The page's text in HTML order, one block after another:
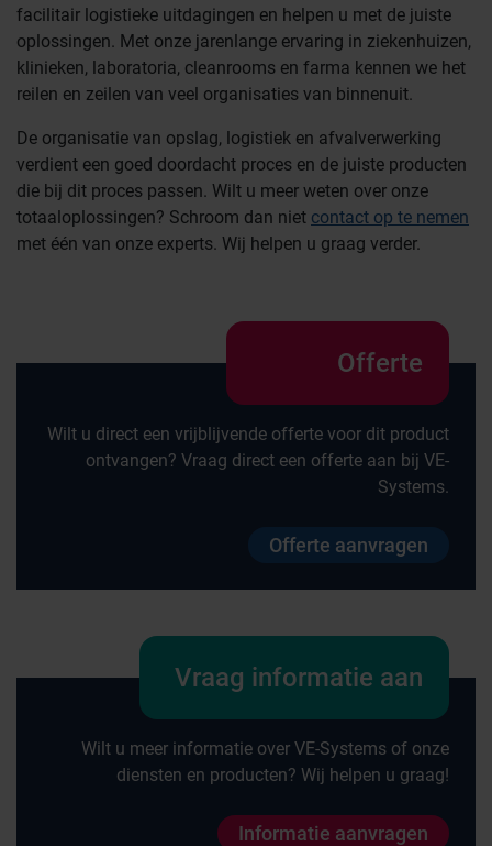
facilitair logistieke uitdagingen en helpen u met de juiste
oplossingen. Met onze jarenlange ervaring in ziekenhuizen,
klinieken, laboratoria, cleanrooms en farma kennen we het
reilen en zeilen van veel organisaties van binnenuit.
De organisatie van opslag, logistiek en afvalverwerking
verdient een goed doordacht proces en de juiste producten
die bij dit proces passen. Wilt u meer weten over onze
totaaloplossingen? Schroom dan niet contact op te nemen
met één van onze experts. Wij helpen u graag verder.
Offerte
Wilt u direct een vrijblijvende offerte voor dit product
ontvangen? Vraag direct een offerte aan bij VE-
Systems.
Offerte aanvragen
Vraag informatie aan
Wilt u meer informatie over VE-Systems of onze
diensten en producten? Wij helpen u graag!
Informatie aanvragen